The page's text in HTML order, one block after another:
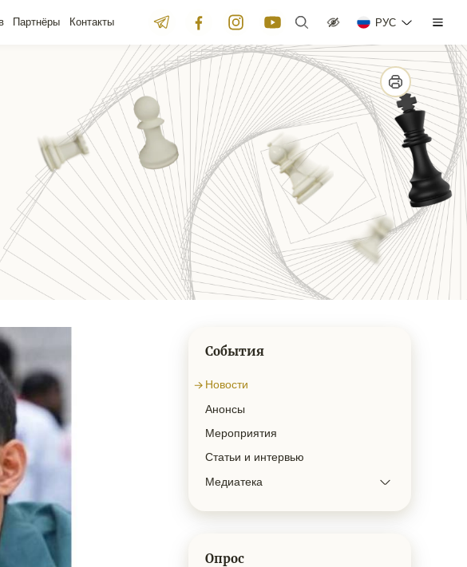
Партнёры Контакты РУС
События
Новости
Анонсы
Мероприятия
Статьи и интервью
Медиатека
Опрос